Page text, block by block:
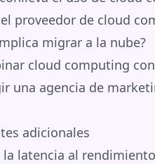
proveedor de cloud
migrar a la nube?
cloud computing
una agencia de
adicionales
la latencia al